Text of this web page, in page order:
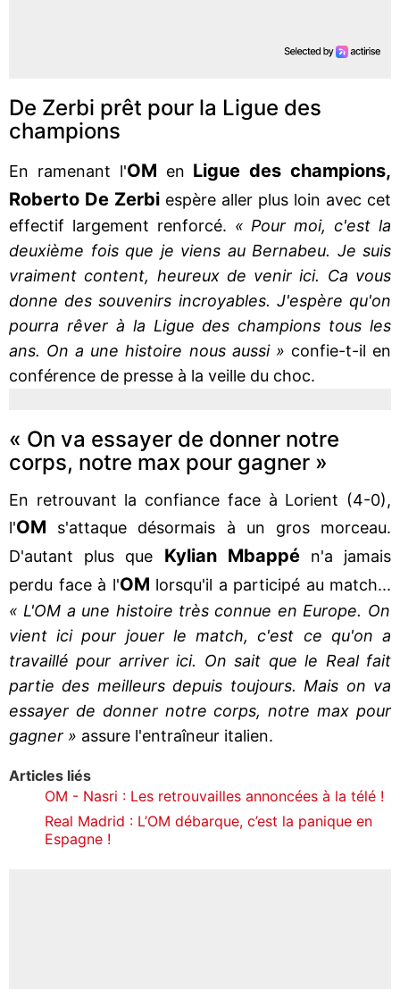
De Zerbi prêt pour la Ligue des
champions
En ramenant l'OM en Ligue des champions,
Roberto De Zerbi espère aller plus loin avec cet
effectif largement renforcé. « Pour moi, c'est la
deuxième fois que je viens au Bernabeu. Je suis
vraiment content, heureux de venir ici. Ca vous
donne des souvenirs incroyables. J'espère qu'on
pourra rêver à la Ligue des champions tous les
ans. On a une histoire nous aussi » confie-t-il en
conférence de presse à la veille du choc.
« On va essayer de donner notre
corps, notre max pour gagner »
En retrouvant la confiance face à Lorient (4-0),
l'OM s'attaque désormais à un gros morceau.
D'autant plus que Kylian Mbappén'a jamais
perdu face à l'OM lorsqu'il a participé au match...
« L'OM a une histoire très connue en Europe. On
vient ici pour jouer le match, c'est ce qu'on a
travaillé pour arriver ici. On sait que le Real fait
partie des meilleurs depuis toujours. Mais on va
essayer de donner notre corps, notre max pour
gagner » assure l'entraîneur italien.
Articles liés
OM - Nasri : Les retrouvailles annoncées à la télé !
Real Madrid : L’OM débarque, c’est la panique en
Espagne !